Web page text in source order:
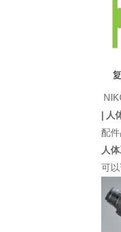
人
配
人
可